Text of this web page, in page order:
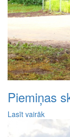
Piemiņas
Lasīt vairāk